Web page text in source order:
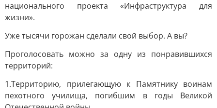
национального проекта «Инфраструктура для
жизни».
Уже тысячи горожан сделали свой выбор. А вы?
Проголосовать можно за одну из понравившихся
территорий:
1.Территорию, прилегающую к Памятнику воинам
пехотного училища, погибшим в годы Великой